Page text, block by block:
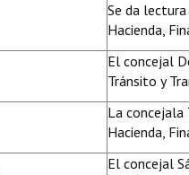
Se da
Hacienda,
El concejal
Tránsito y
La concejala
Hacienda,
El concejal